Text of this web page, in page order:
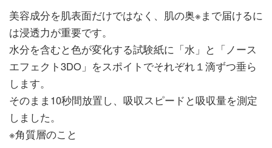
美容成分を肌表面だけではなく、肌の奥※まで届けるに
は浸透力が重要です。
水分を含むと色が変化する試験紙に「水」と「ノース
エフェクト3DO」をスポイトでそれぞれ１滴ずつ垂ら
します。
そのまま10秒間放置し、吸収スピードと吸収量を測定
しました。
※角質層のこと